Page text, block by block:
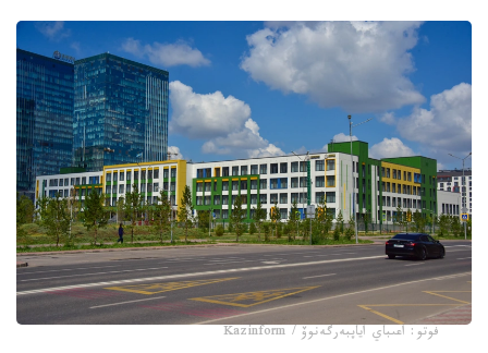
فوتو: اعىباي اياپبەرگەنوۆ / Kazinform